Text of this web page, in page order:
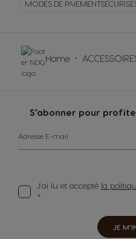
MODES DE PAIEMENT
S’abonner pour
Adresse E-mail
J’ai lu et accepté la
JE
Home